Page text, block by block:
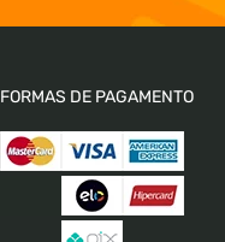
FORMAS DE PAGAMENTO